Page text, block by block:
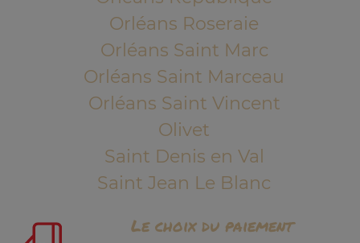
Orléans Roseraie
Orléans Saint Marc
Orléans Saint Marceau
Orléans Saint Vincent
Olivet
Saint Denis en Val
Saint Jean Le Blanc
Le choix du paiement